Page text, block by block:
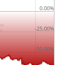
-50.00%
-25.00%
0.00%